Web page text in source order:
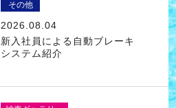
その他
2026.08.04
新入社員による自動ブレーキ
システム紹介